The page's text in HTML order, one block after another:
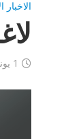
الاخبار
1 يونيو، 2023